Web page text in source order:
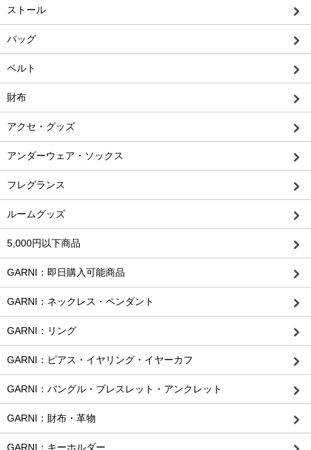
ストール
バッグ
ベルト
財布
アクセ・グッズ
アンダーウェア・ソックス
フレグランス
ルームグッズ
5,000円以下商品
GARNI：即日購入可能商品
GARNI：ネックレス・ペンダント
GARNI：リング
GARNI：ピアス・イヤリング・イヤーカフ
GARNI：バングル・ブレスレット・アンクレット
GARNI：財布・革物
GARNI：キーホルダー